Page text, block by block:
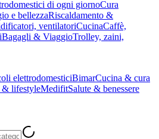
di ogni giornoCura
e bellezzaRiscaldamento &
ventilatoriCucinaCaffè,
Bagagli & ViaggioTrolley, zaini,
elettrodomesticiBimarCucina & cura
& lifestyleMedifitSalute & benessere